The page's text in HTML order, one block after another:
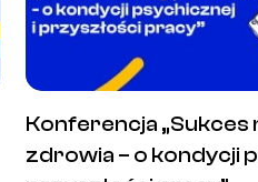
Konferencja „Sukces
zdrowia – o kondycji